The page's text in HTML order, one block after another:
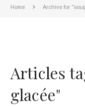
Home Archive for
Articles
glacée"